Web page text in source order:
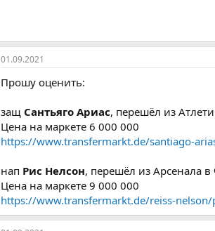
01.09.2021
Прошу оценить:
защ Сантьяго Ариас, перешёл из
Цена на маркете 6 000 000
https://www.transfermarkt.de/santiago-
нап Рис Нелсон, перешёл из Арсенала
Цена на маркете 9 000 000
https://www.transfermarkt.de/reiss-